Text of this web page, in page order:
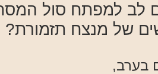
למפתח סול
של מנצח תזמורת?
בערב,